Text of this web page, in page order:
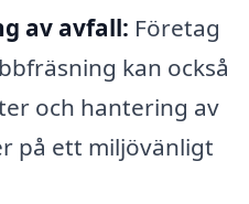
av avfall: Företag
kan också
och hantering av
på ett miljövänligt